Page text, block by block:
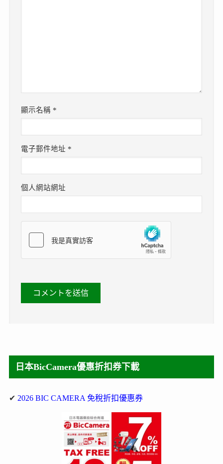
顯示名稱 *
電子郵件地址 *
個人網站網址
日本BicCamera優惠折扣券下載
✔ 2026 BIC CAMERA 免稅折扣優惠券